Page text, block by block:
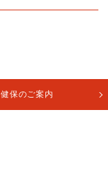
健保のご案内